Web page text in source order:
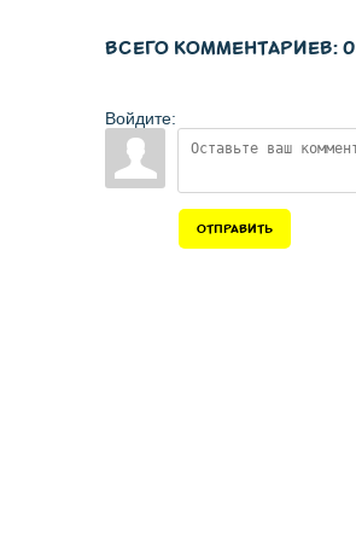
ВСЕГО КОММЕНТАРИЕВ: 0
Войдите:
ОТПРАВИТЬ